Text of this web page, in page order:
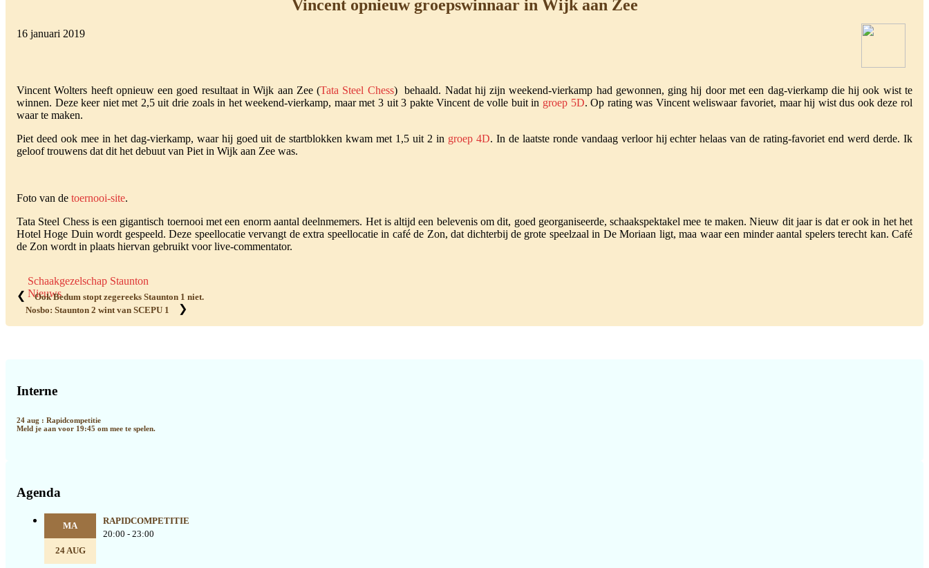
Vincent opnieuw groepswinnaar in Wijk aan Zee
16 januari 2019
Vincent Wolters heeft opnieuw een goed resultaat in Wijk aan Zee (Tata Steel Chess) behaald. Nadat hij zijn weekend-vierkamp had gewonnen, ging hij door met een dag-vierkamp die hij ook wist te
winnen. Deze keer niet met 2,5 uit drie zoals in het weekend-vierkamp, maar met 3 uit 3 pakte Vincent de volle buit in groep 5D. Op rating was Vincent weliswaar favoriet, maar hij wist dus ook deze rol
waar te maken.
Piet deed ook mee in het dag-vierkamp, waar hij goed uit de startblokken kwam met 1,5 uit 2 in groep 4D. In de laatste ronde vandaag verloor hij echter helaas van de rating-favoriet end werd derde. Ik
geloof trouwens dat dit het debuut van Piet in Wijk aan Zee was.
Foto van de toernooi-site.
Tata Steel Chess is een gigantisch toernooi met een enorm aantal deelnmemers. Het is altijd een belevenis om dit, goed georganiseerde, schaakspektakel mee te maken. Nieuw dit jaar is dat er ook in het het
Hotel Hoge Duin wordt gespeeld. Deze speellocatie vervangt de extra speellocatie in café de Zon, dat dichterbij de grote speelzaal in De Moriaan ligt, maa waar een minder aantal spelers terecht kan. Café
de Zon wordt in plaats hiervan gebruikt voor live-commentator.
Schaakgezelschap Staunton
Nieuws
❮
Ook Bedum stopt zegereeks Staunton 1 niet.
Nosbo: Staunton 2 wint van SCEPU 1
❯
Sidebar
Interne
24 aug : Rapidcompetitie
Meld je aan voor 19:45 om mee te spelen.
Agenda
MA
24 AUG
RAPIDCOMPETITIE
20:00 - 23:00